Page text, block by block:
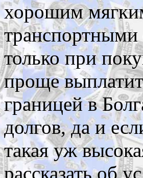
хорошим
только при
проще
границей в
долгов, да и
такая уж
рассказать об